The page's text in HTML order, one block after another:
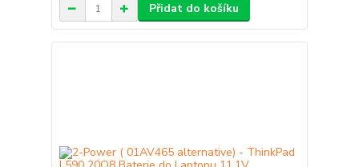
Přidat do košíku